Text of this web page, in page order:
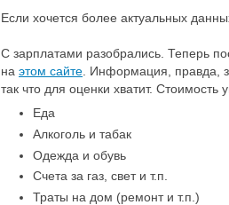
Если хочется более актуальных
С зарплатами разобрались. Теперь
на этом сайте. Информация, правда,
так что для оценки хватит. Стоимость
Еда 192 /
Алкоголь и табак
29 /
Одежда и обувь
31 /
Счета за газ, свет и
Траты на дом (ремонт и